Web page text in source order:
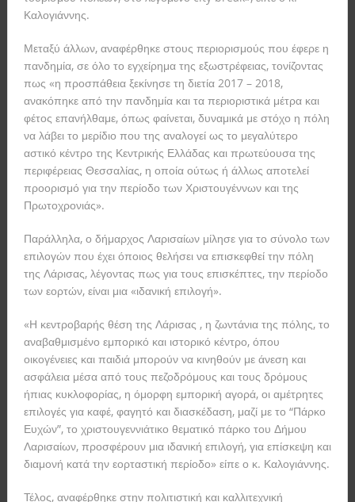
Καλογιάννης.
Μεταξύ άλλων, αναφέρθηκε στους περιορισμούς που έφερε η
πανδημία, σε όλο το εγχείρημα της εξωστρέφειας, τονίζοντας
πως «η προσπάθεια ξεκίνησε τη διετία 2017 – 2018,
ανακόπηκε από την πανδημία και τα περιοριστικά μέτρα και
φέτος επανήλθαμε, όπως φαίνεται, δυναμικά με στόχο η πόλη
να λάβει το μερίδιο που της αναλογεί ως το μεγαλύτερο
αστικό κέντρο της Κεντρικής Ελλάδας και πρωτεύουσα της
περιφέρειας Θεσσαλίας, η οποία ούτως ή άλλως αποτελεί
προορισμό για την περίοδο των Χριστουγέννων και της
Πρωτοχρονιάς».
Παράλληλα, ο δήμαρχος Λαρισαίων μίλησε για το σύνολο των
επιλογών που έχει όποιος θελήσει να επισκεφθεί την πόλη
της Λάρισας, λέγοντας πως για τους επισκέπτες, την περίοδο
των εορτών, είναι μια «ιδανική επιλογή».
«Η κεντροβαρής θέση της Λάρισας , η ζωντάνια της πόλης, το
αναβαθμισμένο εμπορικό και ιστορικό κέντρο, όπου
οικογένειες και παιδιά μπορούν να κινηθούν με άνεση και
ασφάλεια μέσα από τους πεζοδρόμους και τους δρόμους
ήπιας κυκλοφορίας, η όμορφη εμπορική αγορά, οι αμέτρητες
επιλογές για καφέ, φαγητό και διασκέδαση, μαζί με το “Πάρκο
Ευχών”, το χριστουγεννιάτικο θεματικό πάρκο του Δήμου
Λαρισαίων, προσφέρουν μια ιδανική επιλογή, για επίσκεψη και
διαμονή κατά την εορταστική περίοδο» είπε ο κ. Καλογιάννης.
Τέλος, αναφέρθηκε στην πολιτιστική και καλλιτεχνική